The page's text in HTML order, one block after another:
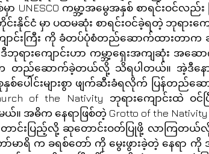
ာ UNESCO ကမ္ဘာ့အမွေအနှစ် စာရင်းဝင်လည်း
နိုင်ငံ မှာ ပထမဆုံး စာရင်းဝင်ခဲ့ရတဲ့ ဘုရားကျ
ာင်းကြီး ကို ခံတပ်ပုံစံတည်ဆောက်ထားတာက ခရီ
ဘုရားကျောင်းဟာ ကမ္ဘာ့ရှေးအကျဆုံး အဆ
က တည်ဆောက်ခဲ့တယ်လို့ သိရပါတယ်။ အဲ့ဒီနော
ေါင်းများစွာ ဖျက်ဆီးခံရလိုက် ပြန်တည်ဆ
of the Nativity ဘုရားကျောင်း
။ အဓိက နေရာဖြစ်တဲ့ Grotto of the
ာင်းပြည့်လို့ ဆုတောင်းဝတ်ပြုဖို့ လာကြတယ်လို့
မာရိ က ခရစ်တော် ကို မွေးဖွားခဲ့တဲ့ နေရာ